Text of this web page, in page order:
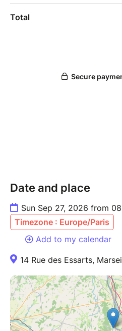
pleine et légère à la fois,
Accueil à 8h45 le matin
14, rue des Essarts à
laissant libre les portails des
DRESS CODE
avoir chaud (écharpe, pull,
etc).
!! ATTENTION !!
Les ateliers peuvent être
émotionnellement donc
Date and place
Sun Sep 27, 2026 from
Timezone : Europe/Paris
Add to my calendar
14 Rue des Essarts,